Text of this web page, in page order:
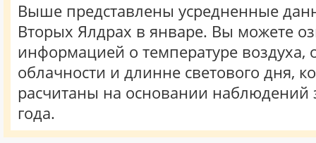
Выше представлены усредненные
Вторых Ялдрах в январе. Вы можете
информацией о температуре воздуха,
облачности и длинне светового дня,
расчитаны на основании наблюдений
года.